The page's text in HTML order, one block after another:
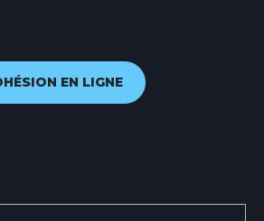
EN LIGNE